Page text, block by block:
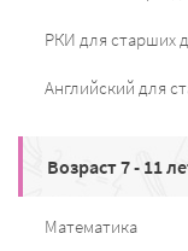
РКИ для старших
Английский для
Возраст 7 - 11
Математика